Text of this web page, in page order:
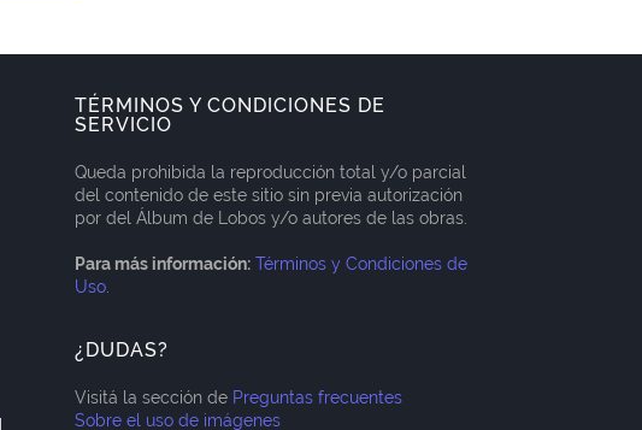
TÉRMINOS Y CONDICIONES DE
SERVICIO
Queda prohibida la reproducción total y/o parcial
del contenido de este sitio sin previa autorización
por del Álbum de Lobos y/o autores de las obras.
Para más información: Términos y Condiciones de
Uso
¿DUDAS?
Visitá la sección de Preguntas frecuentes
Sobre el uso de imágenes